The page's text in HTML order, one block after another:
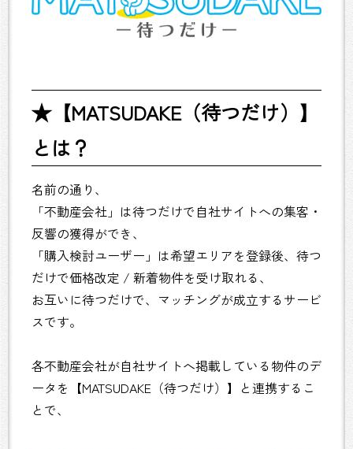
★【MATSUDAKE（待つだけ）】
とは？
名前の通り、
「不動産会社」は待つだけで自社サイトへの集客・
反響の獲得ができ、
「購入検討ユーザー」は希望エリアを登録後、待つ
だけで価格改定 / 新着物件を受け取れる、
お互いに待つだけで、マッチングが成立するサービ
スです。
各不動産会社が自社サイトへ掲載している物件のデ
ータを【MATSUDAKE（待つだけ）】と連携するこ
とで、